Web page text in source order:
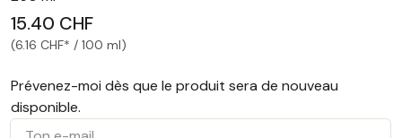
15.40 CHF
(6.16 CHF* / 100 ml)
Prévenez-moi dès que le produit sera de nouveau
disponible.
Ton e-mail